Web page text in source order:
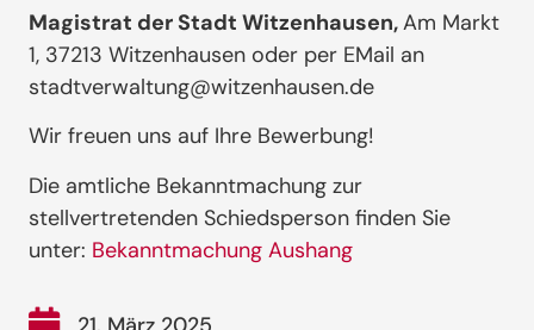
Magistrat der Stadt Witzenhausen,Am Markt
1, 37213 Witzenhausen oder per EMail an
stadtverwaltung@witzenhausen.de
Wir freuen uns auf Ihre Bewerbung!
Die amtliche Bekanntmachung zur
stellvertretenden Schiedsperson finden Sie
unter: Bekanntmachung Aushang